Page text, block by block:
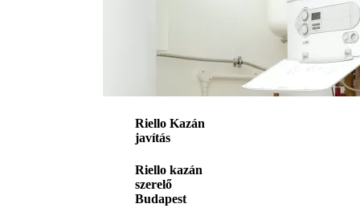
Riello Kazán
javítás
Riello kazán
szerelő
Budapest